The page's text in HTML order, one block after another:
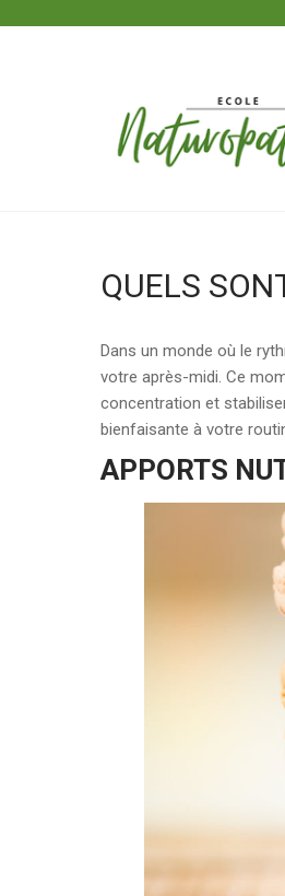
QUELS
Dans un monde où le
votre après-midi. Ce
concentration et
bienfaisante à votre
APPORTS